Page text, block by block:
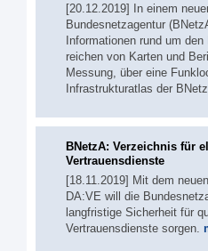
[20.12.2019] In einem
Bundesnetzagentur
Informationen rund um
reichen von Karten und
Messung, über eine
Infrastrukturatlas der
BNetzA: Verzeichnis für
Vertrauensdienste
[18.11.2019] Mit dem
DA:VE will die
langfristige Sicherheit für
Vertrauensdienste sorgen.